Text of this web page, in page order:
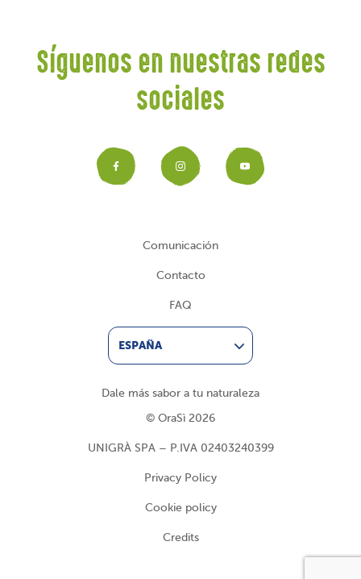
Síguenos en nuestras redes
sociales
Facebook
Instagram
Comunicación
Contacto
FAQ
ESPAÑA
Dale más sabor a tu naturaleza
© OraSì 2026
UNIGRÀ SPA – P.IVA 02403240399
Privacy Policy
Cookie policy
Credits